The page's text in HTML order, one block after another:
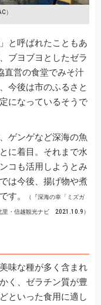
）
と呼ばれたこともあ
ブヨブヨとしたゼラ
直営の食堂でみそ汁
今後は市のふるさと
になっているそうで
ゲンゲなど深海の魚
に着目。それまで水
コも活用しようとみ
は今後、揚げ物や煮
す。
（『深海の幸「ミズガ
里・信越観光ナビ 2021.10.9）
味な種が多く含まれ
く、ゼラチン質が豊
といった食用に適し